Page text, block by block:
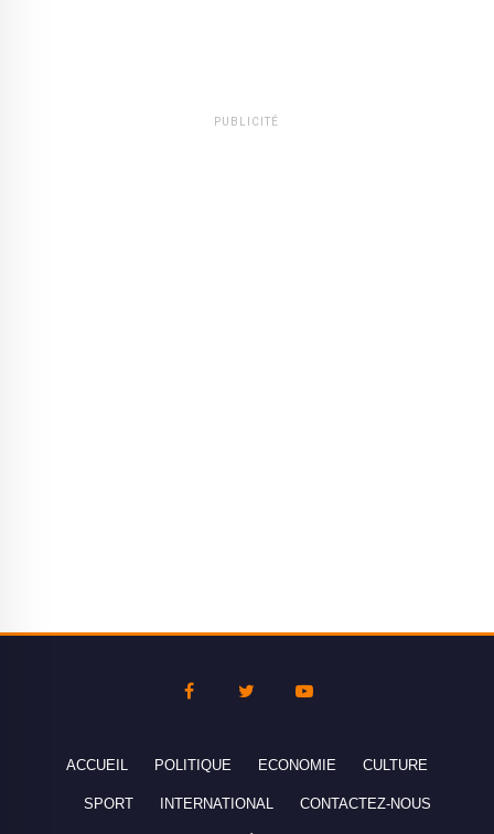
PUBLICITÉ
ACCUEIL POLITIQUE ECONOMIE CULTURE
SPORT INTERNATIONAL CONTACTEZ-NOUS